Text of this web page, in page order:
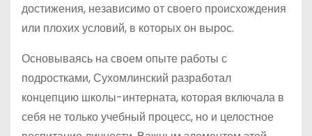
достижения, независимо от своего происхождения
или плохих условий, в которых он вырос.
Основываясь на своем опыте работы с
подростками, Сухомлинский разработал
концепцию школы-интерната, которая включала в
себя не только учебный процесс, но и целостное